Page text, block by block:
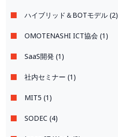
ハイブリッド＆BOTモデル (2)
OMOTENASHI ICT協会 (1)
SaaS開発 (1)
社内セミナー (1)
MIT5 (1)
SODEC (4)